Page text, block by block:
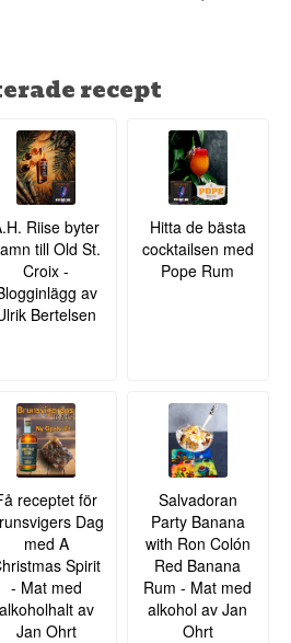
recept
Riise byter
till Old St.
Croix -
av
Bertelsen
Hitta de bästa
cocktailsen med
Pope Rum
receptet för
Dag
med A
Spirit
- Mat med
alkoholhalt av
Jan Ohrt
Salvadoran
Party Banana
with Ron Colón
Red Banana
Rum - Mat med
alkohol av Jan
Ohrt